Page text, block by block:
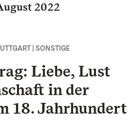
2022
| SONSTIGE
Liebe, Lust
in der
18. Jahrhundert